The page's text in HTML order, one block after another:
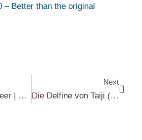
– Better than the original
Hochzeit am Meer | Sea-themed Wedding Cake
Next
Die Delfine von Taiji (Japan) | The Dolphins of Taiji (Japan)